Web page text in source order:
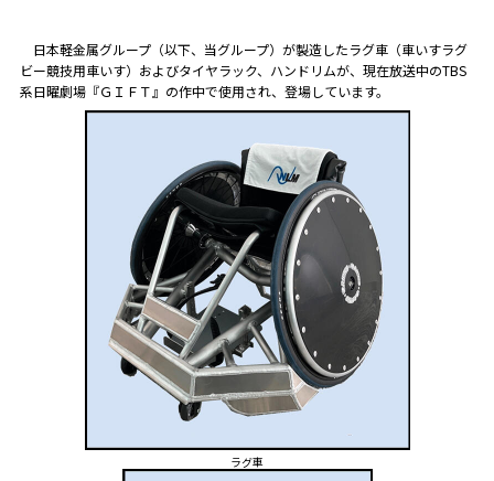
日本軽金属グループ（以下、当グループ）が製造したラグ車（車いすラグ
ビー競技用車いす）およびタイヤラック、ハンドリムが、現在放送中のTBS
系日曜劇場『ＧＩＦＴ』の作中で使用され、登場しています。
ラグ車